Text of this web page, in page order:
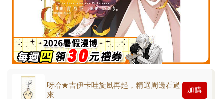
呀哈★吉伊卡哇旋風再起，精選周邊看過
來
加購